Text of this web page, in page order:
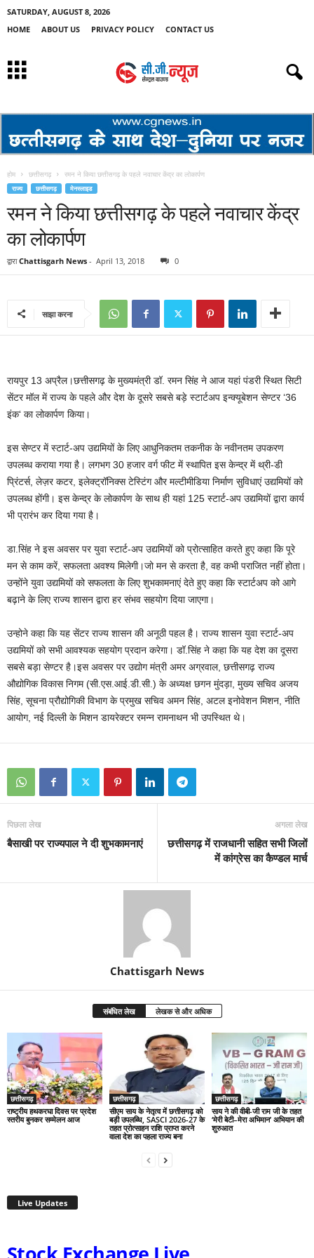
SATURDAY, AUGUST 8, 2026
HOME
ABOUT US PRIVACY POLICY CONTACT US
होम छत्तीसगढ़ रमन ने किया छत्तीसगढ़ के पहले नवाचार केंद्र का लोकार्पण
राज्य छत्तीसगढ़ मेनस्लाइड
रमन ने किया छत्तीसगढ़ के पहले नवाचार केंद्र
का लोकार्पण
द्वारा Chattisgarh News - April 13, 2018 0
साझा करना
रायपुर 13 अप्रैल।छत्तीसगढ़ के मुख्यमंत्री डॉ. रमन सिंह ने आज यहां पंडरी स्थित सिटी
सेंटर मॉल में राज्य के पहले और देश के दूसरे सबसे बड़े स्टार्टअप इन्क्यूबेशन सेण्टर ‘36
इंक‘ का लोकार्पण किया।
इस सेण्टर में स्टार्ट-अप उद्यमियों के लिए आधुनिकतम तकनीक के नवीनतम उपकरण
उपलब्ध कराया गया है। लगभग 30 हजार वर्ग फीट में स्थापित इस केन्द्र में थ्री-डी
प्रिंटर्स, लेज़र कटर, इलेक्ट्रॉनिक्स टेस्टिंग और मल्टीमीडिया निर्माण सुविधाएं उद्यमियों को
उपलब्ध होंगी। इस केन्द्र के लोकार्पण के साथ ही यहां 125 स्टार्ट-अप उद्यमियों द्वारा कार्य
भी प्रारंभ कर दिया गया है।
डा.सिंह ने इस अवसर पर युवा स्टार्ट-अप उद्यमियों को प्रोत्साहित करते हुए कहा कि पूरे
मन से काम करें, सफलता अवश्य मिलेगी।जो मन से करता है, वह कभी पराजित नहीं होता।
उन्होंने युवा उद्यमियों को सफलता के लिए शुभकामनाएं देते हुए कहा कि स्टार्टअप को आगे
बढ़ाने के लिए राज्य शासन द्वारा हर संभव सहयोग दिया जाएगा।
उन्होने कहा कि यह सेंटर राज्य शासन की अनूठी पहल है। राज्य शासन युवा स्टार्ट-अप
उद्यमियों को सभी आवश्यक सहयोग प्रदान करेगा। डॉ.सिंह ने कहा कि यह देश का दूसरा
सबसे बड़ा सेण्टर है।इस अवसर पर उद्योग मंत्री अमर अग्रवाल, छत्तीसगढ़ राज्य
औद्योगिक विकास निगम (सी.एस.आई.डी.सी.) के अध्यक्ष छगन मुंदड़ा, मुख्य सचिव अजय
सिंह, सूचना प्रौद्योगिकी विभाग के प्रमुख सचिव अमन सिंह, अटल इनोवेशन मिशन, नीति
आयोग, नई दिल्ली के मिशन डायरेक्टर रमन्न रामनाथन भी उपस्थित थे।
पिछला लेख
बैसाखी पर राज्यपाल ने दी शुभकामनाएं
अगला लेख
छत्तीसगढ़ में राजधानी सहित सभी जिलों
में कांग्रेस का कैण्डल मार्च
Chattisgarh News
संबंधित लेख लेखक से और अधिक
छत्तीसगढ़
राष्ट्रीय हथकरघा दिवस पर प्रदेश
स्तरीय बुनकर सम्मेलन आज
छत्तीसगढ़
सीएम साय के नेतृत्व में छत्तीसगढ़ को
बड़ी उपलब्धि, SASCI 2026-27 के
तहत प्रोत्साहन राशि प्राप्त करने
वाला देश का पहला राज्य बना
छत्तीसगढ़
साय ने की वीबी-जी राम जी के तहत
‘मेरी बेटी–मेरा अभिमान’ अभियान की
शुरुआत
Live Updates